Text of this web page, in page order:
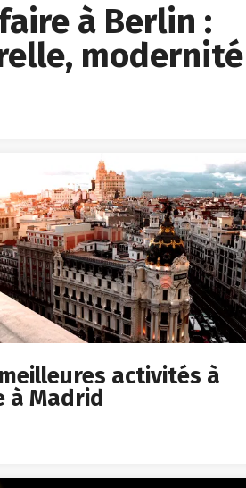
à Berlin :
modernité
activités à
à Madrid